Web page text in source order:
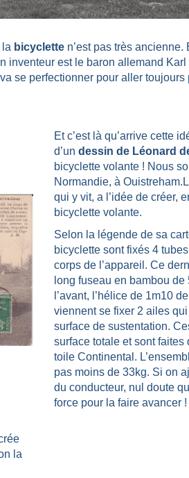
la bicyclette n’est pas très
inventeur est le baron allemand
se perfectionner pour aller toujours
Et c’est là qu’arrive cette
d’un dessin de Léonard
bicyclette volante ! Nous
Normandie, à
qui y vit, a l’idée de créer,
bicyclette volante.
Selon la légende de sa
bicyclette sont fixés 4
corps de l’appareil. Ce
long fuseau en bambou de
l’avant, l’hélice de 1m10
viennent se fixer 2 ailes
surface de sustentation.
surface totale et sont faites
toile Continental.
pas moins de 33kg. Si on
du conducteur, nul doute
force pour la faire avancer !
la